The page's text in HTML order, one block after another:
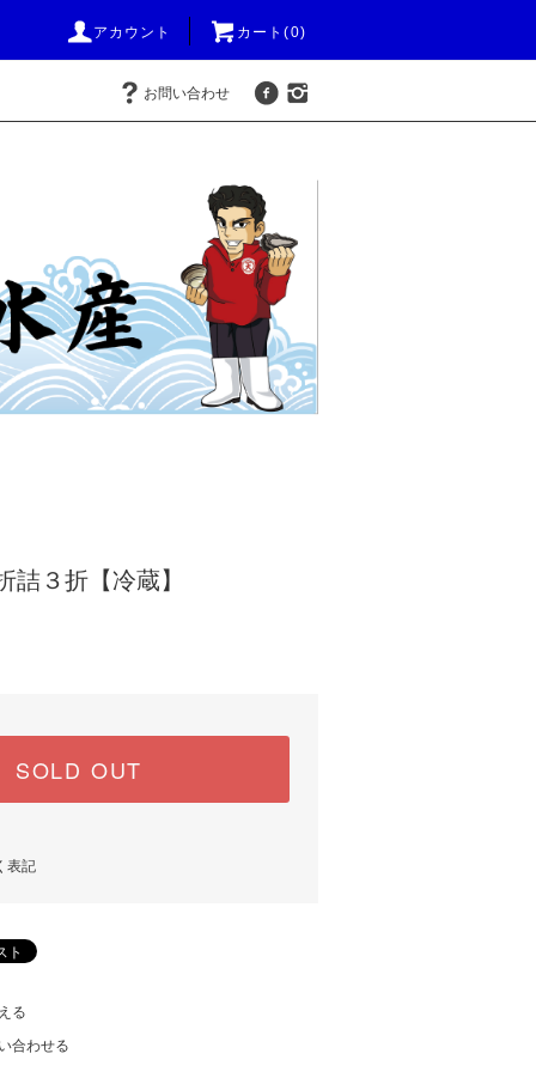
アカウント カート(0)
お問い合わせ
詰３折【冷蔵】
SOLD OUT
表記
る
合わせる